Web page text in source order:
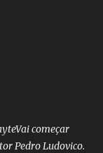
Nome: Adolfo
Membro 01:
Mané Membro
Rádio ...
começar
Pedro Ludovico.